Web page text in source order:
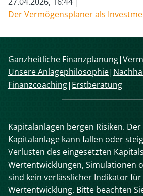
Der Vermögensplaner als
Navigation
überspringen
Ganzheitliche Finanzplanung
Unsere Anlagephilosophie
Finanzcoaching Erstberatung
Kapitalanlagen bergen Risiken.
Kapitalanlage kann fallen oder
Verlusten des eingesetzten
Wertentwicklungen, Simulationen
sind kein verlässlicher Indikator
Wertentwicklung. Bitte beachten